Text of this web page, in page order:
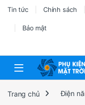
Tin tức Chính sách
Bảo mật
Trang chủ Điện